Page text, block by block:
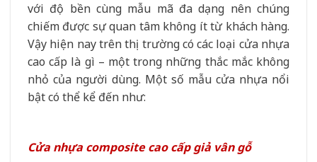
với độ bền cùng mẫu mã đa dạng nên chúng
chiếm được sự quan tâm không ít từ khách hàng.
Vậy hiện nay trên thị trường có các loại cửa nhựa
cao cấp là gì – một trong những thắc mắc không
nhỏ của người dùng. Một số mẫu cửa nhựa nổi
bật có thể kể đến như:
Cửa nhựa composite cao cấp giả vân gỗ